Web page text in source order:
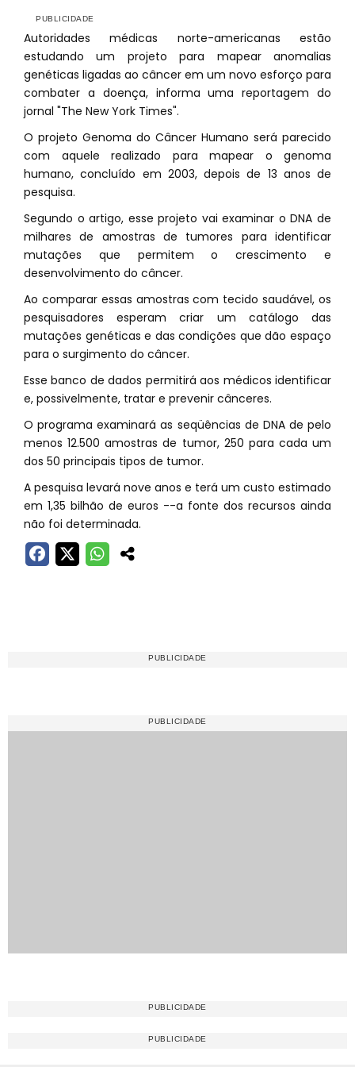
Autoridades médicas norte-americanas estão
estudando um projeto para mapear anomalias
genéticas ligadas ao câncer em um novo esforço para
combater a doença, informa uma reportagem do
jornal "The New York Times".
O projeto Genoma do Câncer Humano será parecido
com aquele realizado para mapear o genoma
humano, concluído em 2003, depois de 13 anos de
pesquisa.
Segundo o artigo, esse projeto vai examinar o DNA de
milhares de amostras de tumores para identificar
mutações que permitem o crescimento e
desenvolvimento do câncer.
Ao comparar essas amostras com tecido saudável, os
pesquisadores esperam criar um catálogo das
mutações genéticas e das condições que dão espaço
para o surgimento do câncer.
Esse banco de dados permitirá aos médicos identificar
e, possivelmente, tratar e prevenir cânceres.
O programa examinará as seqüências de DNA de pelo
menos 12.500 amostras de tumor, 250 para cada um
dos 50 principais tipos de tumor.
A pesquisa levará nove anos e terá um custo estimado
em 1,35 bilhão de euros --a fonte dos recursos ainda
não foi determinada.